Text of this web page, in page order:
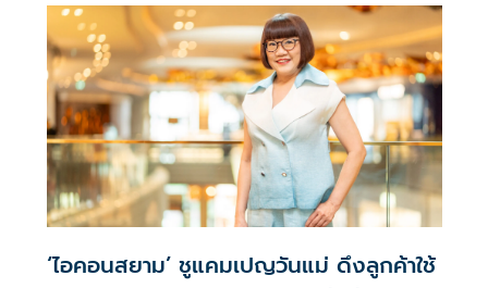
‘ไอคอนสยาม’ ชูแคมเปญวันแม่ ดึงลูกค้าใช้